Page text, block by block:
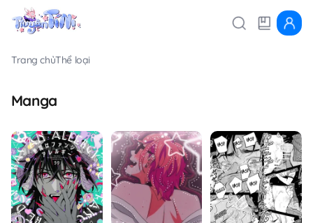
Trang chủThể loại
Manga